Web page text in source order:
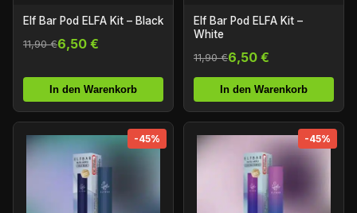
Elf Bar Pod ELFA Kit – Black
11,90 €6,50 €
In den Warenkorb
Elf Bar Pod ELFA Kit –
White
11,90 €6,50 €
In den Warenkorb
-45% -45%